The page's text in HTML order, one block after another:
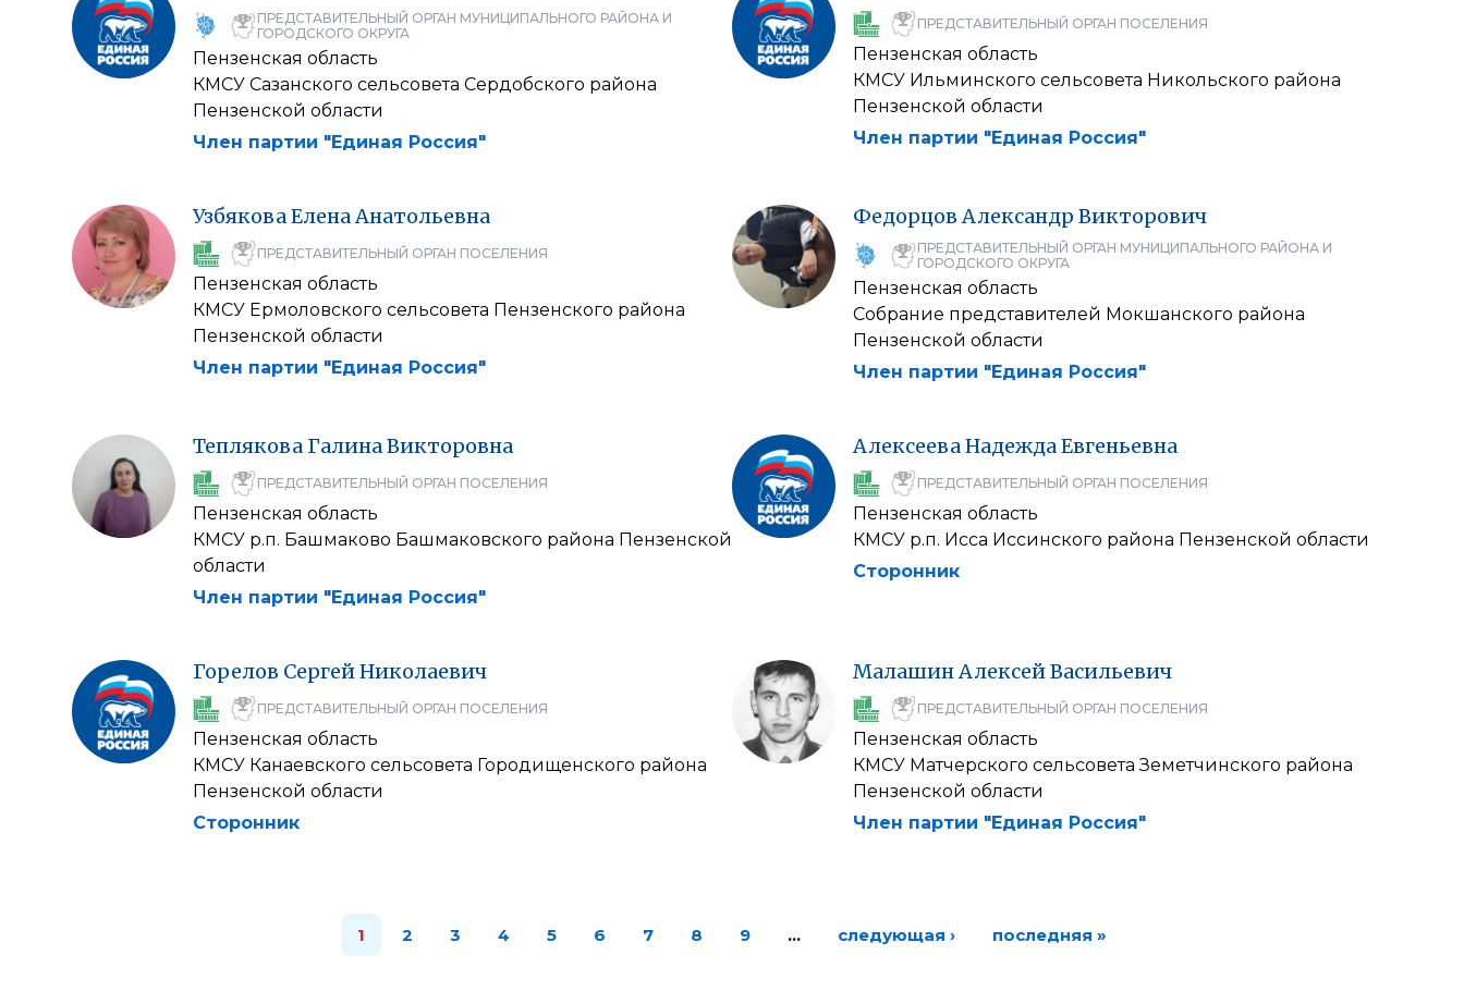
ПРЕДСТАВИТЕЛЬНЫЙ ОРГАН МУНИЦИПАЛЬНОГО РАЙОНА И
ГОРОДСКОГО ОКРУГА
Пензенская область
КМСУ Сазанского сельсовета Сердобского района
Пензенской области
Член партии "Единая Россия"
ПРЕДСТАВИТЕЛЬНЫЙ ОРГАН ПОСЕЛЕНИЯ
Пензенская область
КМСУ Ильминского сельсовета Никольского района
Пензенской области
Член партии "Единая Россия"
УзбяковаЕленаАнатольевна
ПРЕДСТАВИТЕЛЬНЫЙ ОРГАН ПОСЕЛЕНИЯ
Пензенская область
КМСУ Ермоловского сельсовета Пензенского района
Пензенской области
Член партии "Единая Россия"
Федорцов Александр Викторович
ПРЕДСТАВИТЕЛЬНЫЙ ОРГАН МУНИЦИПАЛЬНОГО РАЙОНА И
ГОРОДСКОГО ОКРУГА
Пензенская область
Собрание представителей Мокшанского района
Пензенской области
Член партии "Единая Россия"
Теплякова ГалинаВикторовна
ПРЕДСТАВИТЕЛЬНЫЙ ОРГАН ПОСЕЛЕНИЯ
Пензенская область
КМСУ р.п. Башмаково Башмаковского района Пензенской
области
Член партии "Единая Россия"
АлексееваНадеждаЕвгеньевна
ПРЕДСТАВИТЕЛЬНЫЙ ОРГАН ПОСЕЛЕНИЯ
Пензенская область
КМСУ р.п. Исса Иссинского района Пензенской области
Сторонник
Горелов СергейНиколаевич
ПРЕДСТАВИТЕЛЬНЫЙ ОРГАН ПОСЕЛЕНИЯ
Пензенская область
КМСУ Канаевского сельсовета Городищенского района
Пензенской области
Сторонник
МалашинАлексейВасильевич
ПРЕДСТАВИТЕЛЬНЫЙ ОРГАН ПОСЕЛЕНИЯ
Пензенская область
КМСУ Матчерского сельсовета Земетчинского района
Пензенской области
Член партии "Единая Россия"
1 2 3 4 5 6 7 8 9 … следующая › последняя »